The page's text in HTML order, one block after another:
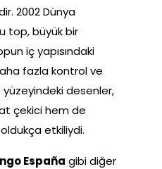
2002 Dünya
top, büyük bir
iç yapısındaki
fazla kontrol ve
yüzeyindeki desenler,
çekici hem de
etkiliydi.
España gibi diğer